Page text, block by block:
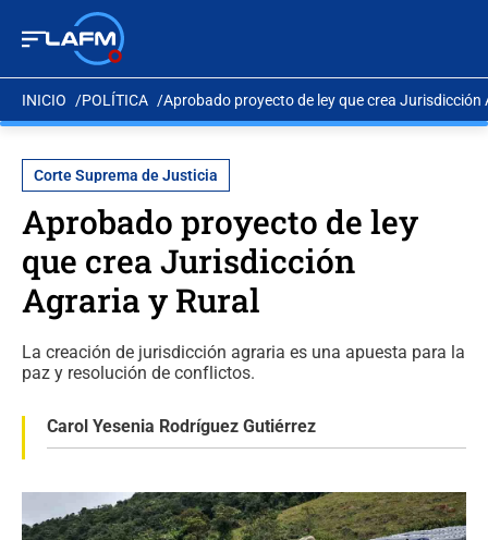
INICIO POLÍTICA Aprobado proyecto de ley que crea Jurisdicción
Corte Suprema de Justicia
Aprobado proyecto de ley
que crea Jurisdicción
Agraria y Rural
La creación de jurisdicción agraria es una apuesta para la
paz y resolución de conflictos.
Carol Yesenia Rodríguez Gutiérrez